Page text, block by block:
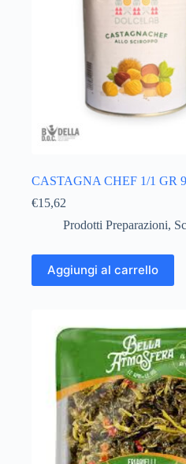
CASTAGNA CHEF 1/1 GR
€15,62
Prodotti Preparazioni,
Aggiungi al carrello